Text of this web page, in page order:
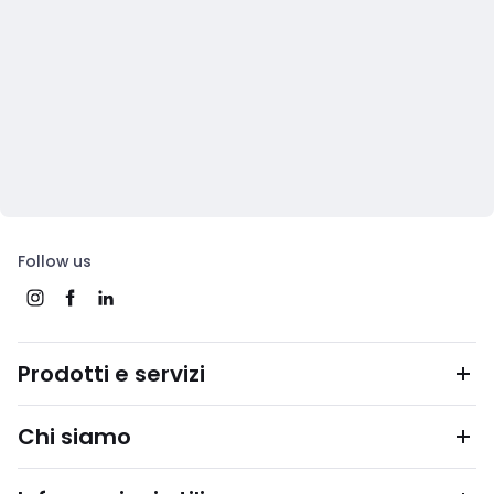
Follow us
Prodotti e servizi
Chi siamo